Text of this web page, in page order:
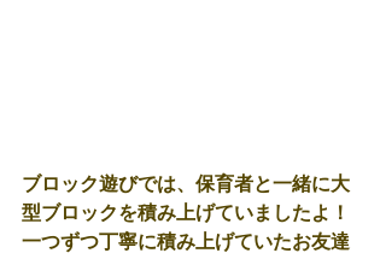
ブロック遊びでは、保育者と一緒に大
型ブロックを積み上げていましたよ！
一つずつ丁寧に積み上げていたお友達